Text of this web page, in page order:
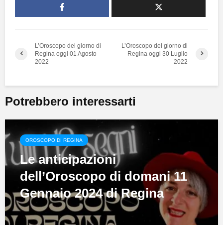
L’Oroscopo del giorno di
Regina oggi 01 Agosto
2022
L’Oroscopo del giorno di
Regina oggi 30 Luglio
2022
Potrebbero interessarti
OROSCOPO DI REGINA
Le anticipazioni
dell’Oroscopo di domani 11
Gennaio 2024 di Regina